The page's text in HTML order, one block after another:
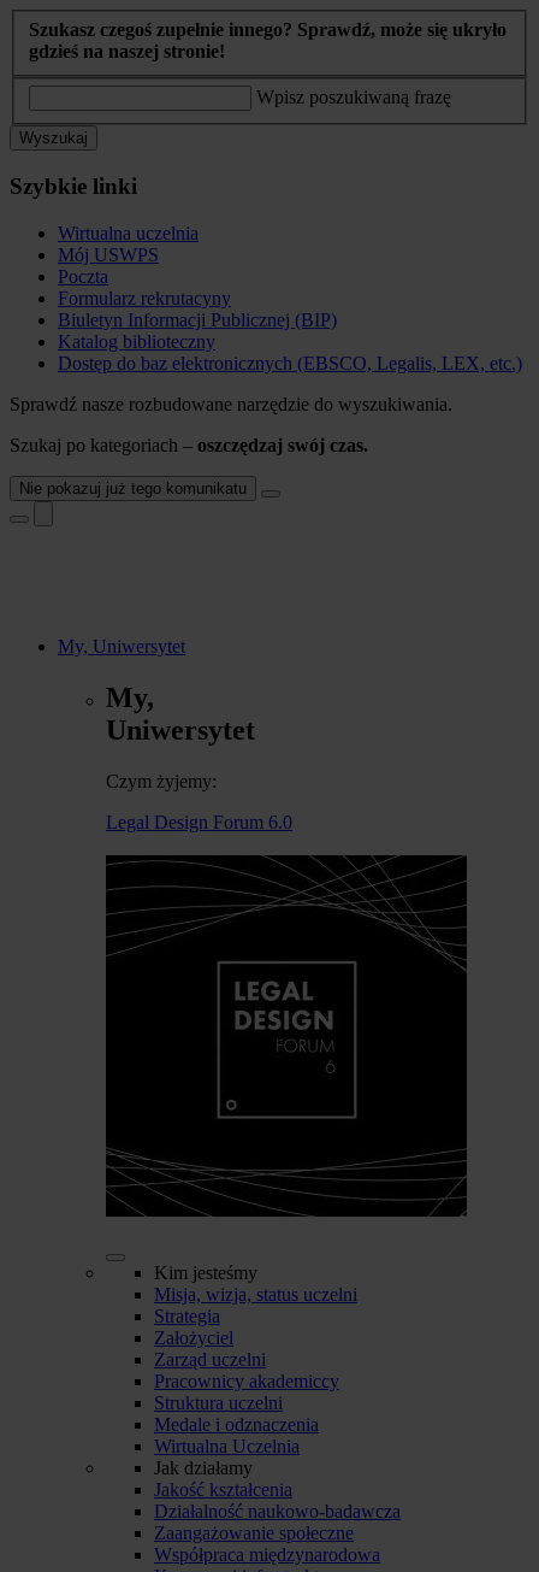
Szukasz czegoś zupełnie innego? Sprawdź, może się ukryło
gdzieś na naszej stronie!
Wpisz poszukiwaną frazę
Wyszukaj
Szybkie linki
Wirtualna uczelnia
Mój USWPS
Poczta
Formularz rekrutacyny
Biuletyn Informacji Publicznej (BIP)
Katalog biblioteczny
Dostęp do baz elektronicznych (EBSCO, Legalis, LEX, etc.)
Sprawdź nasze rozbudowane narzędzie do wyszukiwania.
Szukaj po kategoriach – oszczędzaj swój czas.
Nie pokazuj już tego komunikatu
My, Uniwersytet
My,
Uniwersytet
Czym żyjemy:
Legal Design Forum 6.0
Kim jesteśmy
Misja, wizja, status uczelni
Strategia
Założyciel
Zarząd uczelni
Pracownicy akademiccy
Struktura uczelni
Medale i odznaczenia
Wirtualna Uczelnia
Jak działamy
Jakość kształcenia
Działalność naukowo-badawcza
Zaangażowanie społeczne
Współpraca międzynarodowa